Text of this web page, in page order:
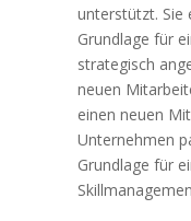
unterstützt. Sie
Grundlage für
strategisch
neuen
einen neuen
Unternehmen
Grundlage für